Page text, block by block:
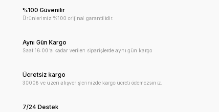
%100 Güvenilir
Ürünlerimiz %100 orijinal garantilidir.
Aynı Gün Kargo
Saat 16:00'a kadar verilen siparişlerde aynı gün kargo
Ücretsiz kargo
3000₺ ve üzeri alışverişlerinizde kargo ücreti ödemezsiniz.
7/24 Destek